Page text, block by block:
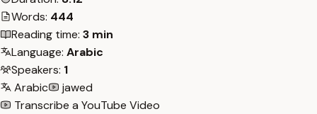
Words: 444
Reading time: 3 min
Language: Arabic
Speakers: 1
Arabic
jawed
Transcribe a YouTube Video